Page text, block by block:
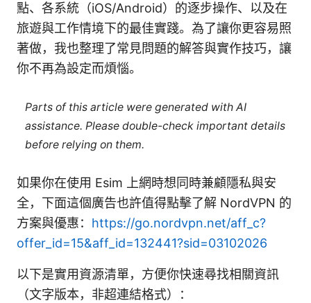
點、各系統（iOS/Android）的逐步操作、以及在
旅遊與工作情境下的最佳實踐。為了讓你更容易照
著做，我也整理了常見問題的解答與實作技巧，讓
你不再為設定而煩惱。
Parts of this article were generated with AI
assistance. Please double-check important details
before relying on them.
如果你在使用 Esim 上網時想同時兼顧隱私與安
全，下面這個廣告也許值得點擊了解 NordVPN 的
方案與優惠： https://go.nordvpn.net/aff_c?
offer_id=15&aff_id=132441?sid=03102026
以下是實用資源清單，方便你快速尋找相關資訊
（文字版本，非超連結格式）：